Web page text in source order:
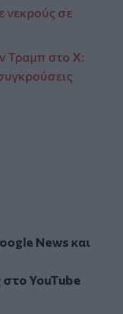
νεκρούς σε
Τραμπ στο X:
Newsκαι
στοYouTube